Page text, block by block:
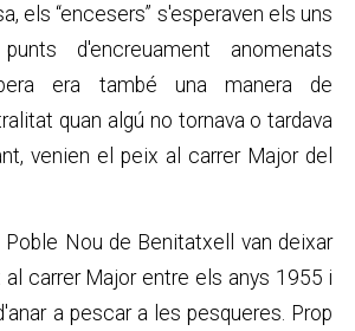
els “encesers” s'esperaven els uns
d'encreuament anomenats
era també una manera de
quan algú no tornava o tardava
venien el peix al carrer Major del
Nou de Benitatxell van deixar
al carrer Major entre els anys 1955 i
a pescar a les pesqueres. Prop